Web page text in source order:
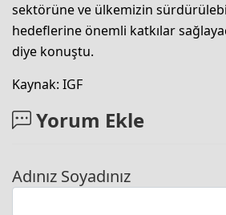
sektörüne ve ülkemizin
hedeflerine önemli katkılar
diye konuştu.
Kaynak: IGF
Yorum Ekle
Adınız Soyadınız